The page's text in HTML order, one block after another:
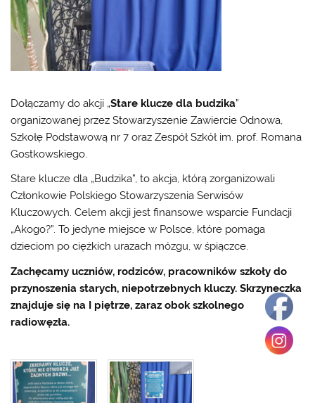
Dołączamy do akcji „Stare klucze dla budzika”
organizowanej przez Stowarzyszenie Zawiercie Odnowa,
Szkołę Podstawową nr 7 oraz Zespół Szkół im. prof. Romana
Gostkowskiego.
Stare klucze dla „Budzika”, to akcja, którą zorganizowali
Członkowie Polskiego Stowarzyszenia Serwisów
Kluczowych. Celem akcji jest finansowe wsparcie Fundacji
„Akogo?”. To jedyne miejsce w Polsce, które pomaga
dzieciom po ciężkich urazach mózgu, w śpiączce.
Zachęcamy uczniów, rodziców, pracowników szkoły do
przynoszenia starych, niepotrzebnych kluczy. Skrzyneczka
znajduje się na I piętrze, zaraz obok szkolnego
radiowęzła.